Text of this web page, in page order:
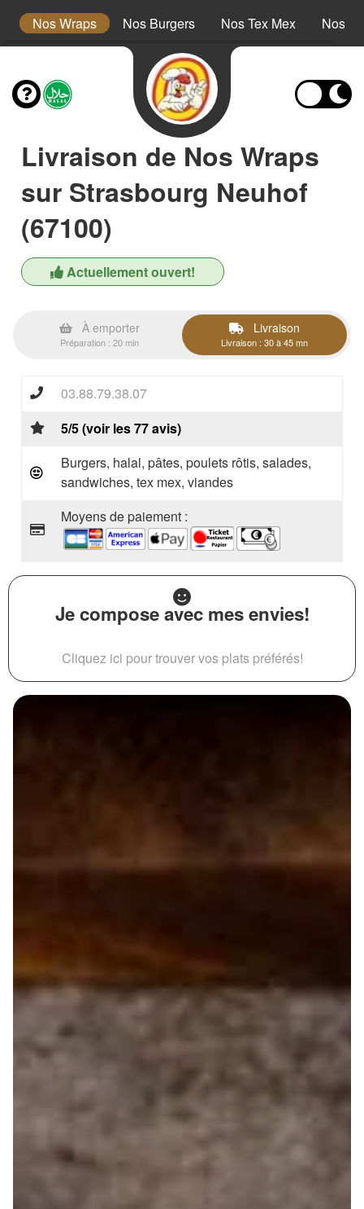
Nos Wraps Nos Burgers Nos Tex Mex Nos
Livraison de Nos Wraps
sur Strasbourg Neuhof
(67100)
Actuellement ouvert!
À emporter
Préparation : 20 min
Livraison
Livraison : 30 à 45 mn
03.88.79.38.07
5/5 (voir les 77 avis)
Burgers, halal, pâtes, poulets rôtis, salades,
sandwiches, tex mex, viandes
Moyens de paiement :
Je compose avec mes envies!
Cliquez ici pour trouver vos plats préférés!